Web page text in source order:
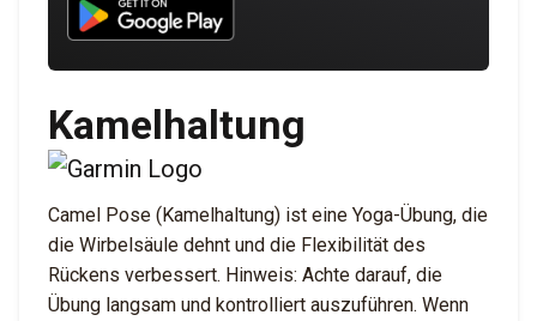
Kamelhaltung
Camel Pose (Kamelhaltung) ist eine Yoga-Übung, die
die Wirbelsäule dehnt und die Flexibilität des
Rückens verbessert. Hinweis: Achte darauf, die
Übung langsam und kontrolliert auszuführen. Wenn